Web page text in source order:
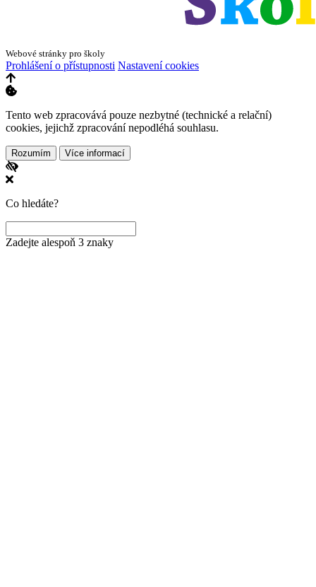
Webové stránky pro školy
Prohlášení o přístupnosti Nastavení cookies
Tento web zpracovává pouze nezbytné (technické a relační)
cookies, jejichž zpracování nepodléhá souhlasu.
Rozumím Více informací
Co hledáte?
Zadejte alespoň 3 znaky